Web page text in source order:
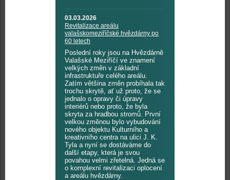
03.03.2026
Revitalizace areálu
valašskomeziříčské hvězdárny po
60 letech
Poslední roky jsou na Hvězdárně
Valašské Meziříčí ve znamení
velkých změn v základní
infrastruktuře celého areálu.
Zatím většina změn probíhala tak
trochu skrytě, ať už proto, že se
jednalo o opravy či úpravy
interiérů nebo proto, že byla
skryta za hradbou stromů. První
velkou změnou bylo vybudování
nového objektu Kulturního a
kreativního centra na ulici J. K.
Tyla a nyní se dostáváme do
další etapy, která je svou
povahou velmi zřetelná. Jedná se
o komplexní revitalizaci oplocení
a areálu hvězdárny.